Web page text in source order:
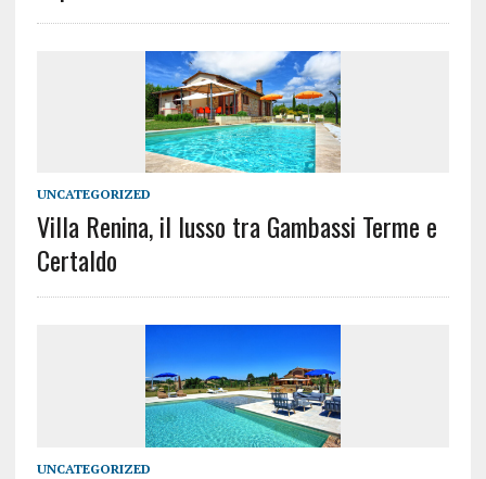
UNCATEGORIZED
Villa Renina, il lusso tra Gambassi Terme e
Certaldo
UNCATEGORIZED